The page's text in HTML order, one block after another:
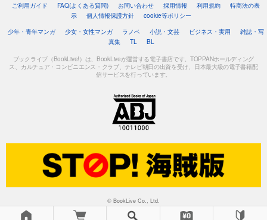
ご利用ガイド FAQ(よくある質問) お問い合わせ 採用情報 利用規約
特商法の表
示
個人情報保護方針
cookie等ポリシー
少年・青年マンガ
少女・女性マンガ ラノベ 小説・文芸 ビジネス・実用
雑誌・写
真集
TL BL
ブックライブ（BookLive!）は、BookLiveが運営する電子書店です。TOPPANホールディング
ス、カルチュア・コンビニエンス・クラブ、テレビ朝日の出資を受け、日本最大級の電子書籍配
信サービスを行っています。
© BookLive Co., Ltd.